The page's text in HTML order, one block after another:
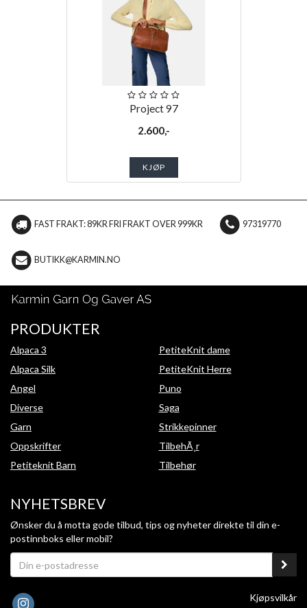
Project 97
2.600,-
KJØP
FAST FRAKT: 89KR FRI FRAKT OVER 999KR 97319770
BUTIKK@KARMIN.NO
PRODUKTER
Alpaca 3
Alpaca Silk
Angel
Diverse
Garn
Oppskrifter
Petiteknit Barn
PetiteKnit dame
PetiteKnit Herre
Puno
Saga
Strikkepinner
TilbehÃ¸r
Tilbehør
NYHETSBREV
Ønsker du å motta gode tilbud, tips og nyheter direkte til din e-
postinnboks eller mobil?
Kjøpsvilkår